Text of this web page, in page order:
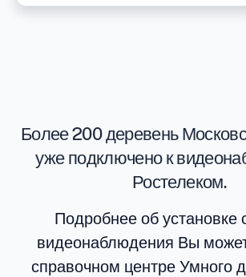
Более 200 деревень
уже подключено к
Ростелеком.
Подробнее об установке
видеонаблюдения Вы
справочном центре Умного